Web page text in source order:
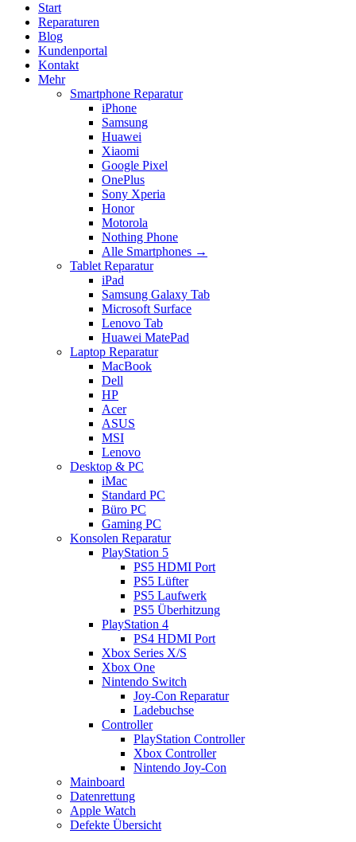
Start
Reparaturen
Blog
Kundenportal
Kontakt
Mehr
Smartphone Reparatur
iPhone
Samsung
Huawei
Xiaomi
Google Pixel
OnePlus
Sony Xperia
Honor
Motorola
Nothing Phone
Alle Smartphones →
Tablet Reparatur
iPad
Samsung Galaxy Tab
Microsoft Surface
Lenovo Tab
Huawei MatePad
Laptop Reparatur
MacBook
Dell
HP
Acer
ASUS
MSI
Lenovo
Desktop & PC
iMac
Standard PC
Büro PC
Gaming PC
Konsolen Reparatur
PlayStation 5
PS5 HDMI Port
PS5 Lüfter
PS5 Laufwerk
PS5 Überhitzung
PlayStation 4
PS4 HDMI Port
Xbox Series X/S
Xbox One
Nintendo Switch
Joy-Con Reparatur
Ladebuchse
Controller
PlayStation Controller
Xbox Controller
Nintendo Joy-Con
Mainboard
Datenrettung
Apple Watch
Defekte Übersicht